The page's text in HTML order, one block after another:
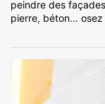
peindre des
pierre, béton…